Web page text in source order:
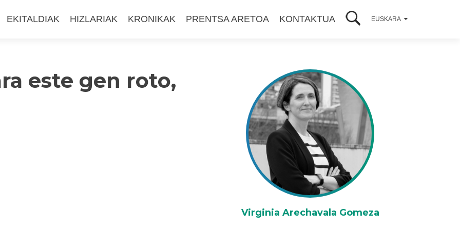
EKITALDIAK HIZLARIAK KRONIKAK PRENTSA ARETOA KONTAKTUA EUSKARA
este gen roto,
Virginia Arechavala Gomeza